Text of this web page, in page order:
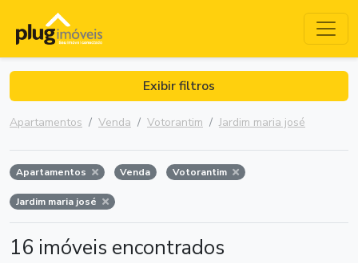
Exibir filtros
Apartamentos Venda Votorantim Jardim maria josé
Apartamentos Venda Votorantim
Jardim maria josé
16 imóveis encontrados